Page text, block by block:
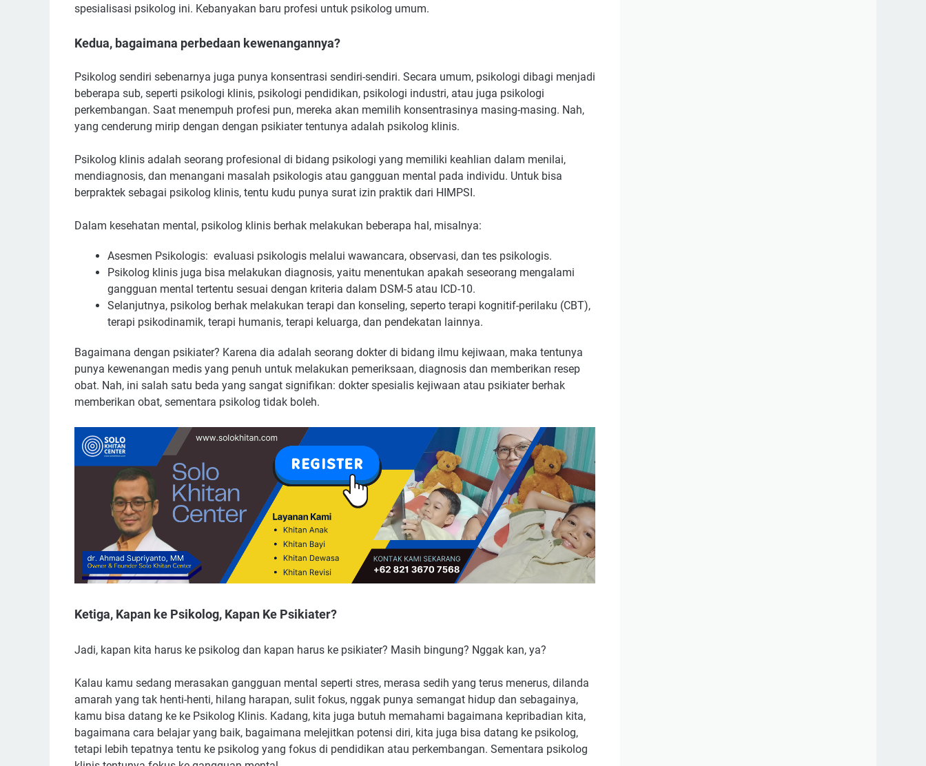
spesialisasi psikolog ini. Kebanyakan baru profesi untuk psikolog umum.
Kedua, bagaimana perbedaan kewenangannya?
Psikolog sendiri sebenarnya juga punya konsentrasi sendiri-sendiri. Secara umum, psikologi dibagi menjadi
beberapa sub, seperti psikologi klinis, psikologi pendidikan, psikologi industri, atau juga psikologi
perkembangan. Saat menempuh profesi pun, mereka akan memilih konsentrasinya masing-masing. Nah,
yang cenderung mirip dengan dengan psikiater tentunya adalah psikolog klinis.
Psikolog klinis adalah seorang profesional di bidang psikologi yang memiliki keahlian dalam menilai,
mendiagnosis, dan menangani masalah psikologis atau gangguan mental pada individu. Untuk bisa
berpraktek sebagai psikolog klinis, tentu kudu punya surat izin praktik dari HIMPSI.
Dalam kesehatan mental, psikolog klinis berhak melakukan beberapa hal, misalnya:
Asesmen Psikologis: evaluasi psikologis melalui wawancara, observasi, dan tes psikologis.
Psikolog klinis juga bisa melakukan diagnosis, yaitu menentukan apakah seseorang mengalami
gangguan mental tertentu sesuai dengan kriteria dalam DSM-5 atau ICD-10.
Selanjutnya, psikolog berhak melakukan terapi dan konseling, seperto terapi kognitif-perilaku (CBT),
terapi psikodinamik, terapi humanis, terapi keluarga, dan pendekatan lainnya.
Bagaimana dengan psikiater? Karena dia adalah seorang dokter di bidang ilmu kejiwaan, maka tentunya
punya kewenangan medis yang penuh untuk melakukan pemeriksaan, diagnosis dan memberikan resep
obat. Nah, ini salah satu beda yang sangat signifikan: dokter spesialis kejiwaan atau psikiater berhak
memberikan obat, sementara psikolog tidak boleh.
Ketiga, Kapan ke Psikolog, Kapan Ke Psikiater?
Jadi, kapan kita harus ke psikolog dan kapan harus ke psikiater? Masih bingung? Nggak kan, ya?
Kalau kamu sedang merasakan gangguan mental seperti stres, merasa sedih yang terus menerus, dilanda
amarah yang tak henti-henti, hilang harapan, sulit fokus, nggak punya semangat hidup dan sebagainya,
kamu bisa datang ke ke Psikolog Klinis. Kadang, kita juga butuh memahami bagaimana kepribadian kita,
bagaimana cara belajar yang baik, bagaimana melejitkan potensi diri, kita juga bisa datang ke psikolog,
tetapi lebih tepatnya tentu ke psikolog yang fokus di pendidikan atau perkembangan. Sementara psikolog